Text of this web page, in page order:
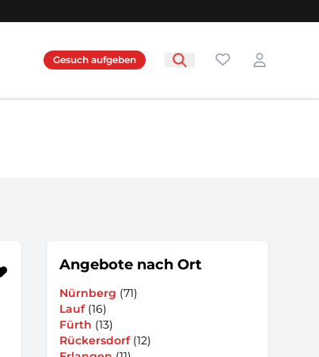
Gesuch aufgeben Favoriten
Login
Angebote nach Ort
Nürnberg (71)
Lauf(16)
Fürth (13)
Rückersdorf(12)